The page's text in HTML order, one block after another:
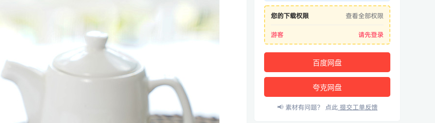
您的下载权限 查看全部权限
游客 请先登录
百度网盘
夸克网盘
📢 素材有问题？ 点此提交工单反馈